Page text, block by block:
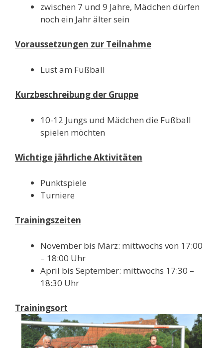
zwischen 7 und 9 Jahre, Mädchen dürfen
noch ein Jahr älter sein
Voraussetzungen zur Teilnahme
Lust am Fußball
Kurzbeschreibung der Gruppe
10-12 Jungs und Mädchen die Fußball
spielen möchten
Wichtige jährliche Aktivitäten
Punktspiele
Turniere
Trainingszeiten
November bis März: mittwochs von 17:00
– 18:00 Uhr
April bis September: mittwochs 17:30 –
18:30 Uhr
Trainingsort